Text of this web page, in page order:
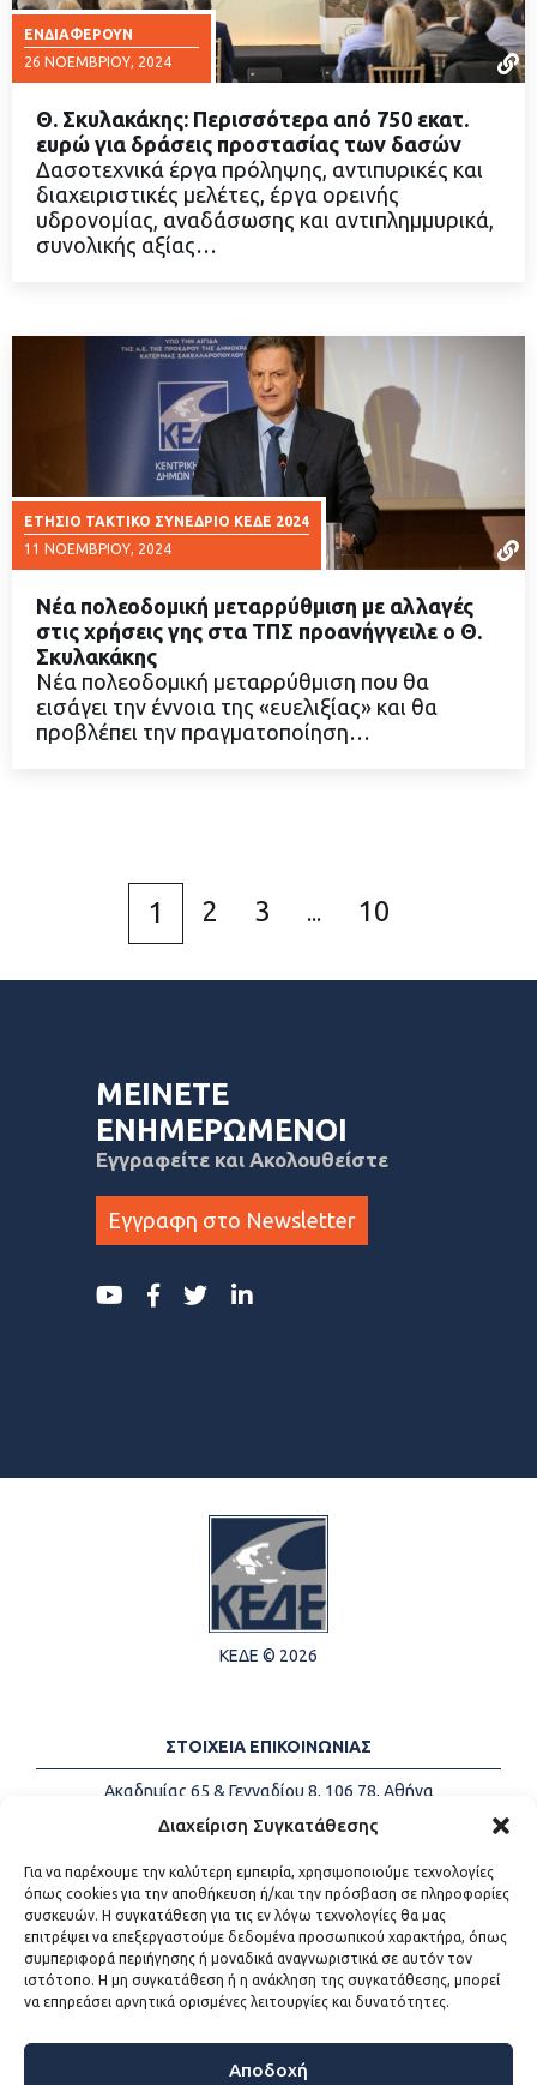
Διαχείριση Συγκατάθεσης
Για να παρέχουμε την καλύτερη εμπειρία, χρησιμοποιούμε τεχνολογίες
όπως cookies για την αποθήκευση ή/και την πρόσβαση σε πληροφορίες
συσκευών. Η συγκατάθεση για τις εν λόγω τεχνολογίες θα μας
επιτρέψει να επεξεργαστούμε δεδομένα προσωπικού χαρακτήρα, όπως
συμπεριφορά περιήγησης ή μοναδικά αναγνωριστικά σε αυτόν τον
ιστότοπο. Η μη συγκατάθεση ή η ανάκληση της συγκατάθεσης, μπορεί
να επηρεάσει αρνητικά ορισμένες λειτουργίες και δυνατότητες.
Αποδοχή
ΕΝΔΙΑΦΈΡΟΥΝ
26 ΝΟΕΜΒΡΊΟΥ, 2024
ΔΙΑΒΑΣΤΕ ΠΕΡΙΣΣΟΤΕΡΑ
Θ. Σκυλακάκης: Περισσότερα από 750 εκατ.
ευρώ για δράσεις προστασίας των δασών
Δασοτεχνικά έργα πρόληψης, αντιπυρικές και
διαχειριστικές μελέτες, έργα ορεινής
υδρονομίας, αναδάσωσης και αντιπλημμυρικά,
συνολικής αξίας…
ΕΤΗΣΙΟ ΤΑΚΤΙΚΟ ΣΥΝΕΔΡΙΟ ΚΕΔΕ 2024
11 ΝΟΕΜΒΡΊΟΥ, 2024
ΔΙΑΒΑΣΤΕ ΠΕΡΙΣΣΟΤΕΡΑ
Νέα πολεοδομική μεταρρύθμιση με αλλαγές
στις χρήσεις γης στα ΤΠΣ προανήγγειλε ο Θ.
Σκυλακάκης
Νέα πολεοδομική μεταρρύθμιση που θα
εισάγει την έννοια της «ευελιξίας» και θα
προβλέπει την πραγματοποίηση…
1 2 3 ... 10
ΜΕΙΝΕΤΕ
ΕΝΗΜΕΡΩΜΕΝΟΙ
Εγγραφείτε και Ακολουθείστε
Εγγραφη στο Newsletter
ΚΕΔΕ © 2026
ΣΤΟΙΧΕΙΑ ΕΠΙΚΟΙΝΩΝΙΑΣ
Ακαδημίας 65 & Γενναδίου 8, 106 78, Αθήνα
Τηλέφωνα:
+30 213-2147500
Email:
info@kede.gr
ΧΡΗΣΙΜΟΙ ΣΥΝΔΕΣΜΟΙ
Η ΚΕΔΕ
Sitemap
Προσβασιμότητα